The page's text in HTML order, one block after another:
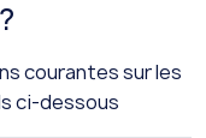
courantes sur les
ci-dessous